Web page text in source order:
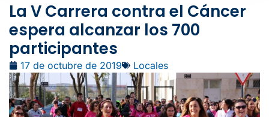
La V Carrera contra el Cáncer
espera alcanzar los 700
participantes
17 de octubre de 2019 Locales